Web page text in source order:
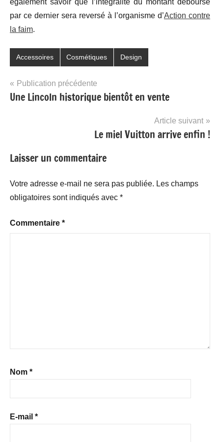
également savoir que l’intégralité du montant déboursé
par ce dernier sera reversé à l’organisme d’Action contre
la faim.
Accessoires Cosmétiques Design
Navigation
de
Publication précédente
Une Lincoln historique bientôt en vente
Article suivant
Le miel Vuitton arrive enfin !
Laisser un commentaire
Votre adresse e-mail ne sera pas publiée. Les champs
obligatoires sont indiqués avec *
Commentaire *
Nom *
E-mail *